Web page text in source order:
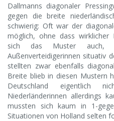
Dallmanns diagonaler
gegen die breite
schwierig: Oft war der
möglich, ohne dass wirklicher
sich das Muster auch,
Außenverteidigerinnen situativ
stellten zwar ebenfalls
Breite blieb in diesen Mustern
Deutschland eigentlich
Niederländerinnen allerdings
mussten sich kaum in 1-
Situationen von Holland selten